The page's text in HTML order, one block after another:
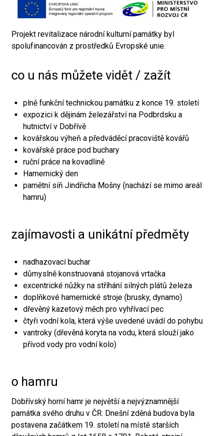
Projekt revitalizace národní kulturní památky byl
spolufinancován z prostředků Evropské unie.
co u nás můžete vidět / zažít
plně funkční technickou památku z konce 19. století
expozici k dějinám železářství na Podbrdsku a
hutnictví v Dobřívě
kovářskou výheň a předváděcí pracoviště kovářů
kovářské práce pod buchary
ruční práce na kovadlině
Hamernický den
pamětní síň Jindřicha Mošny (nachází se mimo areál
hamru)
zajímavosti a unikátní předměty
nadhazovací buchar
důmyslně konstruovaná stojanová vrtačka
excentrické nůžky na stříhání silných plátů železa
doplňkové hamernické stroje (brusky, dynamo)
dřevěný kazetový měch pro vyhřívací pec
čtyři vodní kola, která výše uvedené uvádí do pohybu
vantroky (dřevěná koryta na vodu, která slouží jako
přívod vody pro vodní kolo)
o hamru
Dobřívský horní hamr je největší a nejvýznamnější
památka svého druhu v ČR. Dnešní zděná budova byla
postavena začátkem 19. století na místě starších